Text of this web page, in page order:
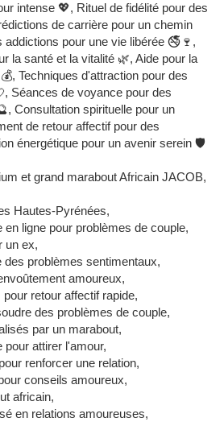
intense 💖, Rituel de fidélité pour des
de carrière pour un chemin
pour une vie libérée 🚭🍷,
la santé et la vitalité 🌿, Aide pour la
Techniques d'attraction pour des
Séances de voyance pour des
Consultation spirituelle pour un
de retour affectif pour des
énergétique pour un avenir serein 🛡️
et grand marabout Africain JACOB,
Hautes-Pyrénées,
ligne pour problèmes de couple,
un ex,
des problèmes sentimentaux,
amoureux,
retour affectif rapide,
des problèmes de couple,
par un marabout,
pour attirer l'amour,
renforcer une relation,
conseils amoureux,
africain,
en relations amoureuses,